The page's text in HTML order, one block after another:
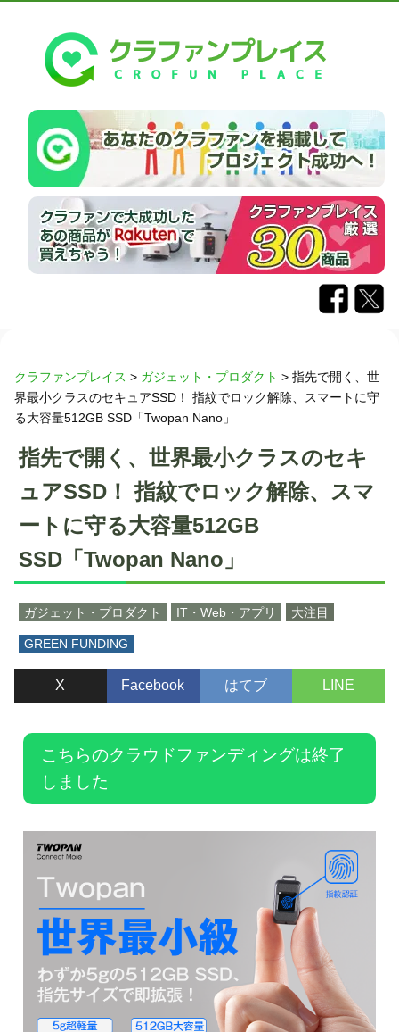
クラファンプレイス > ガジェット・プロダクト > 指先で開く、世
界最小クラスのセキュアSSD！ 指紋でロック解除、スマートに守
る大容量512GB SSD「Twopan Nano」
指先で開く、世界最小クラスのセキ
ュアSSD！ 指紋でロック解除、スマ
ートに守る大容量512GB
SSD「Twopan Nano」
ガジェット・プロダクト IT・Web・アプリ 大注目
GREEN FUNDING
X Facebook はてブ LINE
こちらのクラウドファンディングは終了
しました